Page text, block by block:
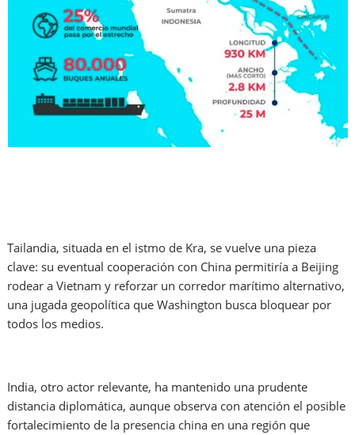
Tailandia, situada en el istmo de Kra, se vuelve una pieza
clave: su eventual cooperación con China permitiría a Beijing
rodear a Vietnam y reforzar un corredor marítimo alternativo,
una jugada geopolítica que Washington busca bloquear por
todos los medios.
India, otro actor relevante, ha mantenido una prudente
distancia diplomática, aunque observa con atención el posible
fortalecimiento de la presencia china en una región que